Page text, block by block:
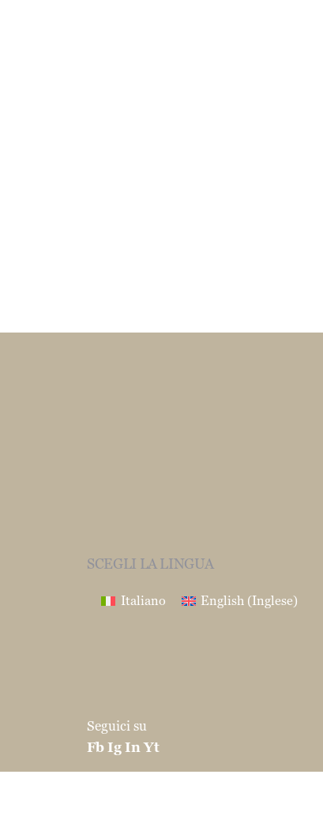
SCEGLI LA LINGUA
Italiano English (Inglese)
Seguici su
FbIgInYt